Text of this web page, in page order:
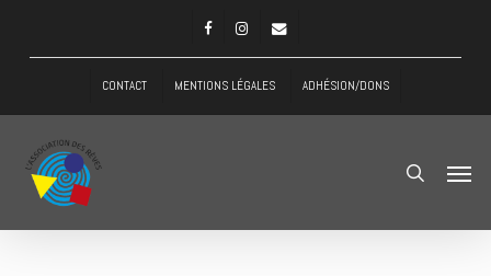
content
FACEBOOKINSTAGRAM
EMAIL
CONTACT MENTIONS LÉGALES ADHÉSION/DONS
search